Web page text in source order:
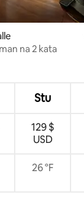
recenzija: 7
na 2 kata
Stu
129 $
USD
26 °F